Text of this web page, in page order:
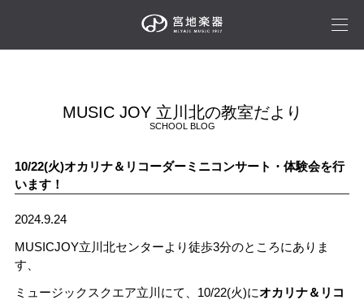
MUSIC JOY 立川北の教室だより
SCHOOL BLOG
10/22(火)オカリナ＆リコーダーミニコンサート・体験会を行
います！
2024.9.24
MUSICJOY立川北センターより徒歩3分のところにありま
す、
ミュージックスクエア立川にて、10/22(火)にオカリナ＆リコ